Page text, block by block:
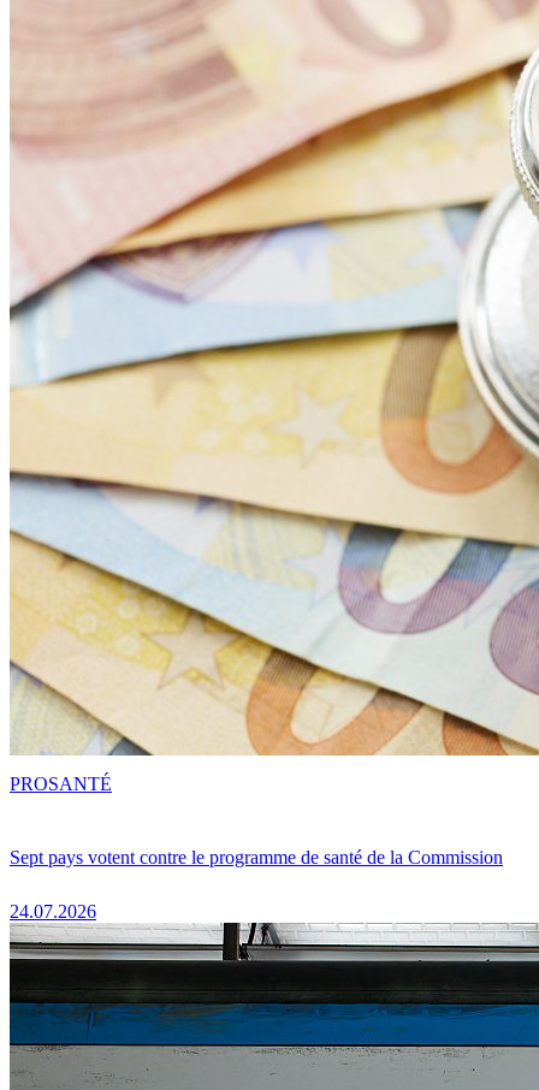
Sept pays votent contre le programme de santé de la Commission
24.07.2026
PROSANTÉ